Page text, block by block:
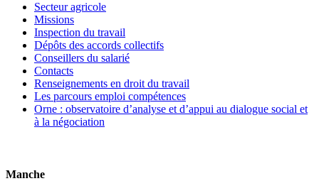
Secteur agricole
Missions
Inspection du travail
Dépôts des accords collectifs
Conseillers du salarié
Contacts
Renseignements en droit du travail
Les parcours emploi compétences
Orne : observatoire d’analyse et d’appui au dialogue social et
à la négociation
Manche